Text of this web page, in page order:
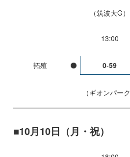
筑波大G
13:00
拓殖 0-59
ギオンパーク
10月10日（月・祝）